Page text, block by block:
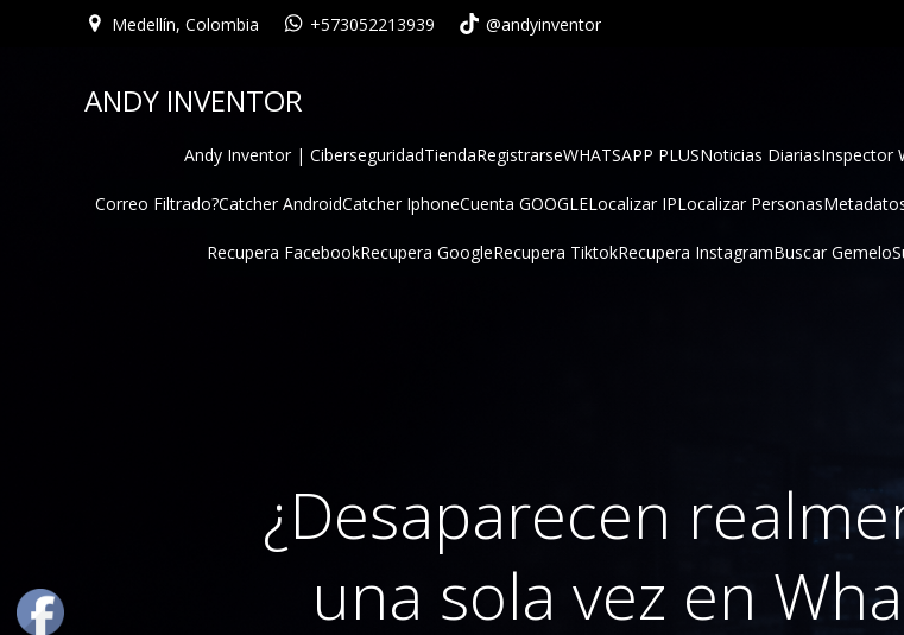
Medellín, Colombia +573052213939 @andyinventor
ANDY INVENTOR
Andy Inventor | CiberseguridadTiendaRegistrarseWHATSAPP PLUSNoticias DiariasInspector
Correo Filtrado?Catcher AndroidCatcher IphoneCuenta GOOGLELocalizar IPLocalizar Personas
Recupera FacebookRecupera GoogleRecupera TiktokRecupera InstagramBuscar Gemelo
¿Desaparecen
una sola vez en